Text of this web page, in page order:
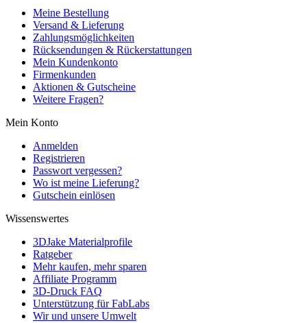
Meine Bestellung
Versand & Lieferung
Zahlungsmöglichkeiten
Rücksendungen & Rückerstattungen
Mein Kundenkonto
Firmenkunden
Aktionen & Gutscheine
Weitere Fragen?
Mein Konto
Anmelden
Registrieren
Passwort vergessen?
Wo ist meine Lieferung?
Gutschein einlösen
Wissenswertes
3DJake Materialprofile
Ratgeber
Mehr kaufen, mehr sparen
Affiliate Programm
3D-Druck FAQ
Unterstützung für FabLabs
Wir und unsere Umwelt